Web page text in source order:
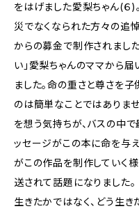
をはげました愛梨ちゃん(６)
災でなくなられた方々の追
からの募金で制作されまし
い」愛梨ちゃんのママから
ました。命の重さと尊さを
のは簡単なことではありま
を想う気持ちが、バスの中
ッセージがこの本に命を与
がこの作品を制作していく
送されて話題になりました。
生きたかではなく、どう生